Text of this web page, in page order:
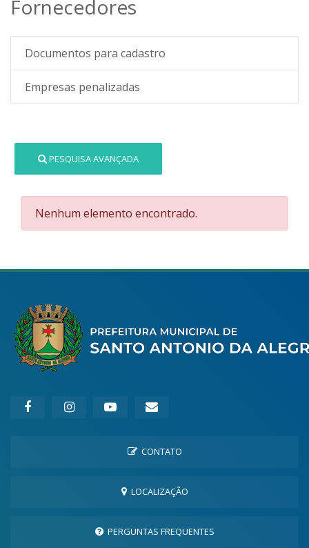
Fornecedores
Documentos para cadastro
Empresas penalizadas
PESQUISA AVANÇADA
Nenhum elemento encontrado.
CONTATO
LOCALIZAÇÃO
PERGUNTAS FREQUENTES